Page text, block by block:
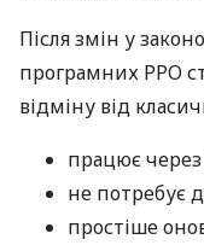
Після змін у
програмних РРО
відміну від
працює через
не потребує
простіше